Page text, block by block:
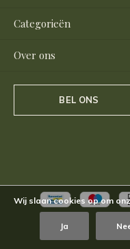
Categorieën
Over ons
BEL ONS
Wij slaan cookies op om
Ja